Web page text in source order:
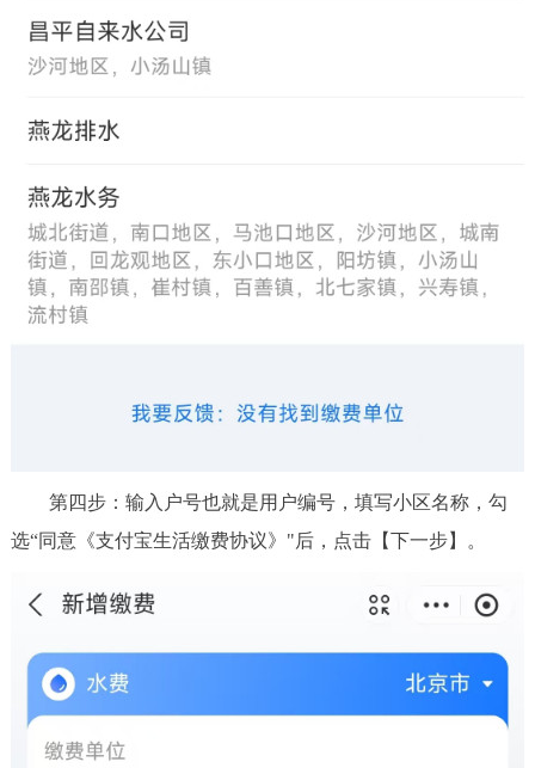
第四步：输入户号也就是用户编号，填写小区名称，勾
选“同意《支付宝生活缴费协议》"后，点击【下一步】。